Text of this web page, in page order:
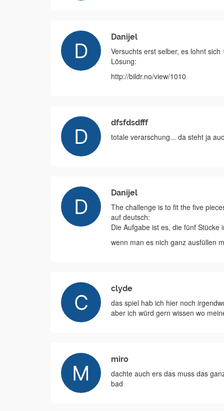
Danijel
Versuchts erst selber, es lohnt sich
Lösung:
http://bildr.no/view/1010
dfsfdsdfff
totale verarschung... da steht ja
Danijel
The challenge is to fit the five
auf deutsch:
Die Aufgabe ist es, die fünf Stücke
wenn man es nich ganz ausfüllen
clyde
das spiel hab ich hier noch
aber ich würd gern wissen wo
miro
dachte auch ers das muss das
bad